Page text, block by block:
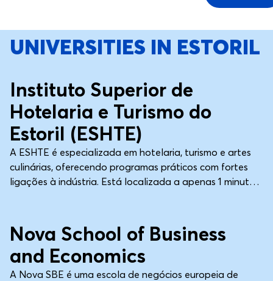
UNIVERSITIES IN ESTORIL
Lisboa Universidade
Instituto Superior de
Hotelaria e Turismo do
Estoril (ESHTE)
A ESHTE é especializada em hotelaria, turismo e artes
culinárias, oferecendo programas práticos com fortes
ligações à indústria. Está localizada a apenas 1 minuto
aprendizagem no mundo real em centros turísticos
próximos.
Nova School of Business
and Economics
A Nova SBE é uma escola de negócios europeia de